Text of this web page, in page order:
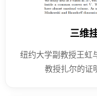
三维
纽约大学副教授王虹
教授扎尔的证